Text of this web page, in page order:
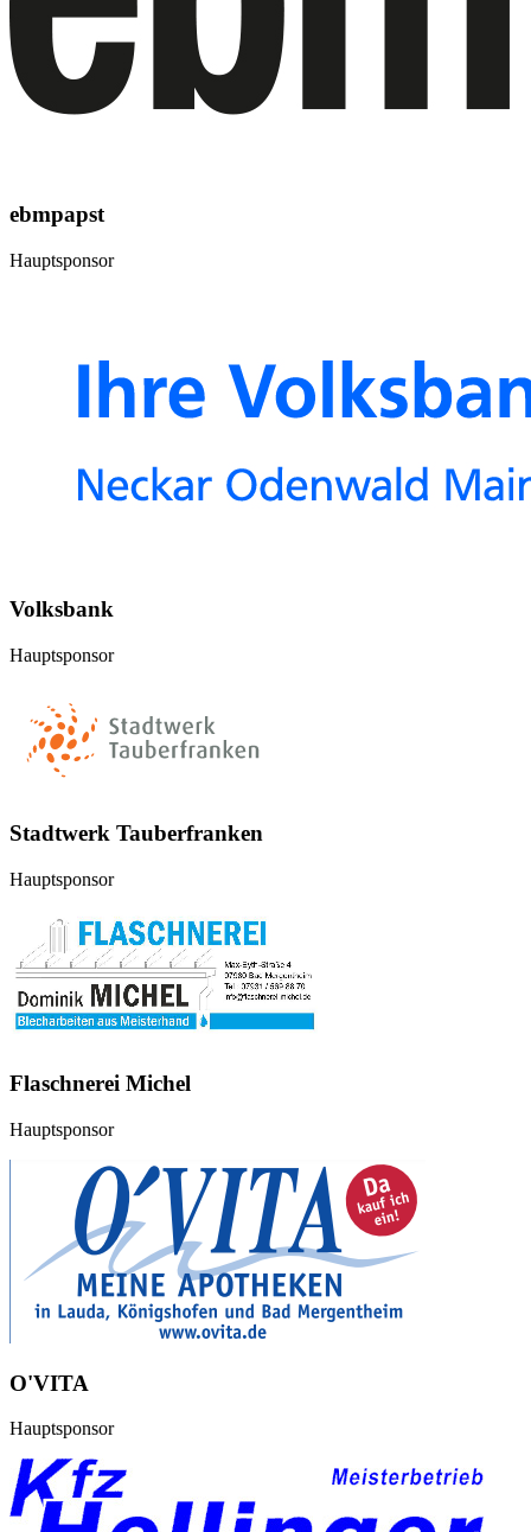
ebmpapst
Hauptsponsor
Volksbank
Hauptsponsor
Stadtwerk Tauberfranken
Hauptsponsor
Flaschnerei Michel
Hauptsponsor
O'VITA
Hauptsponsor